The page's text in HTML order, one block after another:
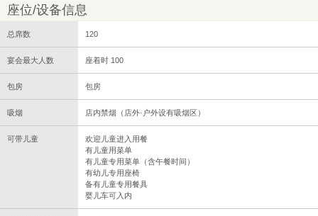
座位/设备信息
总席数 120
宴会最大人数 座着时 100
包房 包房
吸烟 店内禁烟（店外·户外设有吸烟区）
可带儿童
欢迎儿童进入用餐
有儿童用菜单
有儿童专用菜单（含午餐时间）
有幼儿专用座椅
备有儿童专用餐具
婴儿车可入内